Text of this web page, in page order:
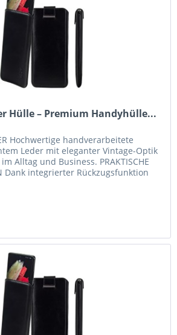
Hülle – Premium Handyhülle...
Hochwertige handverarbeitete
Leder mit eleganter Vintage-Optik
Alltag und Business. PRAKTISCHE
Dank integrierter Rückzugsfunktion